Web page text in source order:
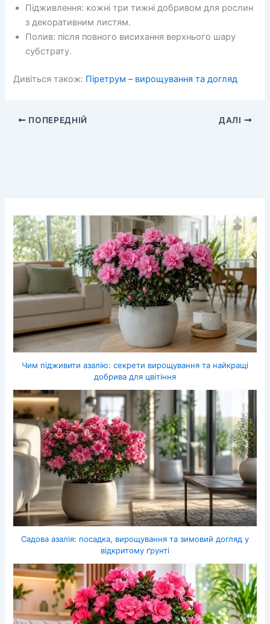
Підживлення: кожні три тижні добривом для рослин
з декоративним листям.
Полив: після повного висихання верхнього шару
субстрату.
Дивіться також: Піретрум – вирощування та догляд
ПОПЕРЕДНІЙ ДАЛІ
Чим підживити азалію: секрети вирощування та найкращі
добрива для цвітіння
Садова азалія: посадка, вирощування та зимовий догляд у
відкритому ґрунті